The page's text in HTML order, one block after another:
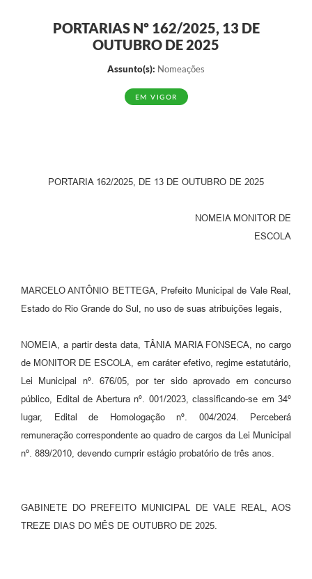
PORTARIAS Nº 162/2025, 13 DE
OUTUBRO DE 2025
Assunto(s): Nomeações
EM VIGOR
PORTARIA 162/2025, DE 13 DE OUTUBRO DE 2025
NOMEIA MONITOR DE
ESCOLA
MARCELO ANTÔNIO BETTEGA, Prefeito Municipal de Vale Real,
Estado do Rio Grande do Sul, no uso de suas atribuições legais,
NOMEIA, a partir desta data, TÂNIA MARIA FONSECA, no cargo
de MONITOR DE ESCOLA, em caráter efetivo, regime estatutário,
Lei Municipal nº. 676/05, por ter sido aprovado em concurso
público, Edital de Abertura nº. 001/2023, classificando-se em 34º
lugar, Edital de Homologação nº. 004/2024. Perceberá
remuneração correspondente ao quadro de cargos da Lei Municipal
nº. 889/2010, devendo cumprir estágio probatório de três anos.
GABINETE DO PREFEITO MUNICIPAL DE VALE REAL, AOS
TREZE DIAS DO MÊS DE OUTUBRO DE 2025.